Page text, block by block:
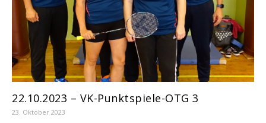
22.10.2023 – VK-Punktspiele-OTG 3
23. Oktober 2023